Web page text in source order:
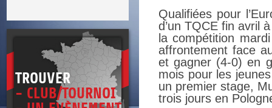
TROUVER
- CLUB/TOURNOI
Qualifiées pour
d’un TQCE fin avril
la compétition
affrontement face
et gagner (4-0) en
mois pour les
un premier stage,
trois jours en